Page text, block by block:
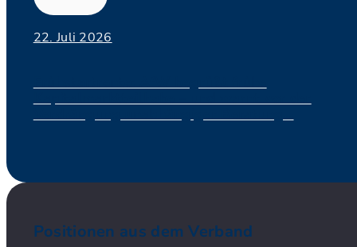
22. Juli 2026
Positionen aus dem Verband